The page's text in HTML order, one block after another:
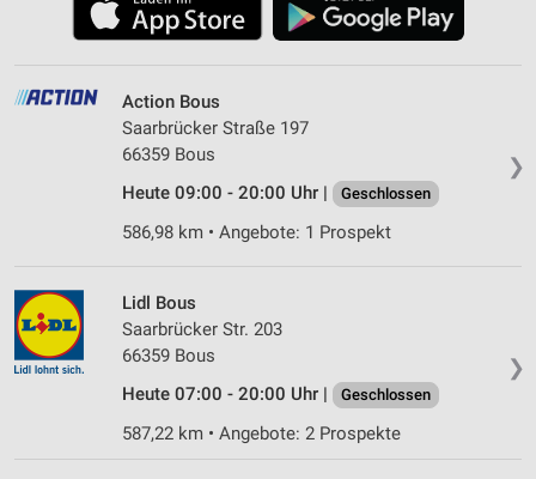
❯
Action Bous
Saarbrücker Straße 197
66359 Bous
Heute 09:00 - 20:00 Uhr |
Geschlossen
586,98 km • Angebote: 1 Prospekt
❯
Lidl Bous
Saarbrücker Str. 203
66359 Bous
Heute 07:00 - 20:00 Uhr |
Geschlossen
587,22 km • Angebote: 2 Prospekte